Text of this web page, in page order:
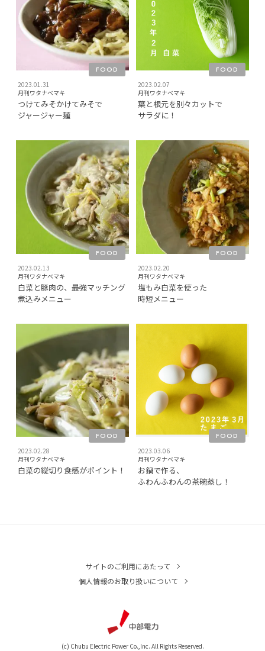
2023.01.31
FOOD
月刊ワタナベマキ
つけてみそかけてみそで
ジャージャー麺
2023.02.07
FOOD
月刊ワタナベマキ
葉と根元を別々カットで
サラダに！
2023.02.13
FOOD
月刊ワタナベマキ
白菜と豚肉の、最強マッチング
煮込みメニュー
2023.02.20
FOOD
月刊ワタナベマキ
塩もみ白菜を使った
時短メニュー
2023.02.28
FOOD
月刊ワタナベマキ
白菜の縦切り食感がポイント！
2023.03.06
FOOD
月刊ワタナベマキ
お鍋で作る、
ふわんふわんの茶碗蒸し！
サイトのご利用にあたって
個人情報のお取り扱いについて
(c) Chubu Electric Power Co.,Inc. All Rights Reserved.